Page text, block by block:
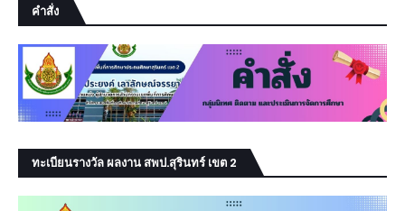
คำสั่ง
ทะเบียนรางวัล ผลงาน สพป.สุรินทร์ เขต 2